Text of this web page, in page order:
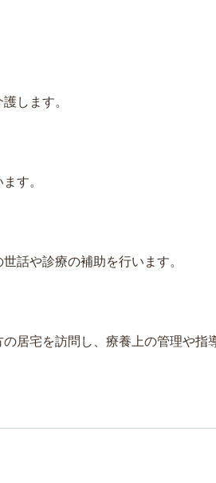
します。
す。
話や診療の補助を行います。
居宅を訪問し、療養上の管理や指